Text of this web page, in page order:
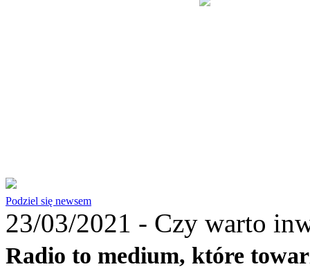
Podziel się newsem
23/03/2021 - Czy warto
Radio to medium, które